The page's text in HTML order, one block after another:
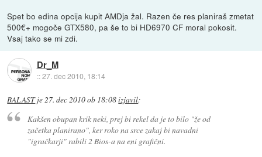
Spet bo edina opcija kupit AMDja žal. Razen če res planiraš zmetat
500€+ mogoče GTX580, pa še to bi HD6970 CF moral pokosit.
Vsaj tako se mi zdi.
Dr_M
::27. dec 2010, 18:14
BALASTje27. dec 2010 ob 18:08izjavil:
Kakšen obupan krik neki, prej bi rekel da je to bilo "že od
začetka planirano", ker roko na srce zakaj bi navadni
"igračkarji" rabili 2 Bios-a na eni grafični.